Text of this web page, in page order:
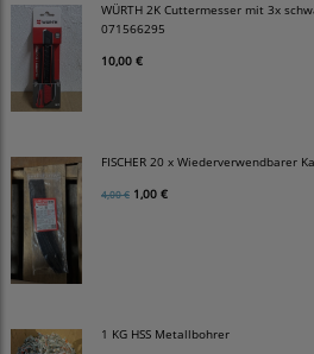
WÜRTH 2K Cuttermesser mit 3x
071566295
10,00 €
FISCHER 20 x Wiederverwendbarer
4,00 € 1,00 €
1 KG HSS Metallbohrer